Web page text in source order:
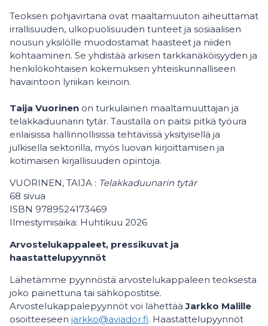
Teoksen pohjavirtana ovat maaltamuuton aiheuttamat
irrallisuuden, ulkopuolisuuden tunteet ja sosiaalisen
nousun yksilölle muodostamat haasteet ja niiden
kohtaaminen. Se yhdistää arkisen tarkkanäköisyyden ja
henkilökohtaisen kokemuksen yhteiskunnalliseen
havaintoon lyriikan keinoin.
Taija Vuorinen on turkulainen maaltamuuttajan ja
telakkaduunarin tytär. Taustalla on paitsi pitkä työura
erilaisissa hallinnollisissa tehtävissä yksityisellä ja
julkisella sektorilla, myös luovan kirjoittamisen ja
kotimaisen kirjallisuuden opintoja.
VUORINEN, TAIJA : Telakkaduunarin tytär
68 sivua
ISBN 9789524173469
Ilmestymisaika: Huhtikuu 2026
Arvostelukappaleet, pressikuvat ja
haastattelupyynnöt
Lähetämme pyynnöstä arvostelukappaleen teoksesta
joko painettuna tai sähköpostitse.
Arvostelukappalepyynnöt voi lähettääJarkko Malille
osoitteeseen jarkko@aviador.fi. Haastattelupyynnöt